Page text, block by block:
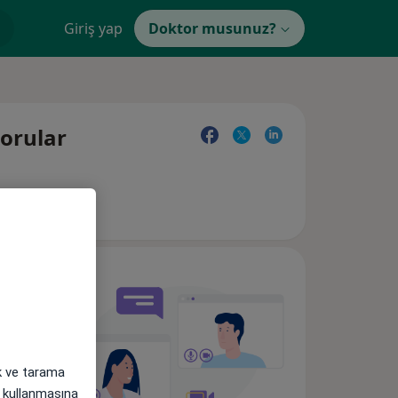
Giriş yap Doktor musunuz?
ve tarama